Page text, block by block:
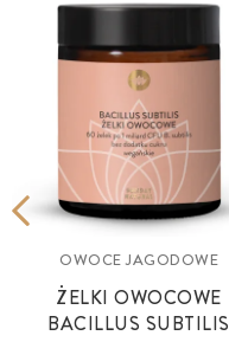
OWOCE JAGODOWE
ŻELKI OWOCOWE
BACILLUS SUBTILIS